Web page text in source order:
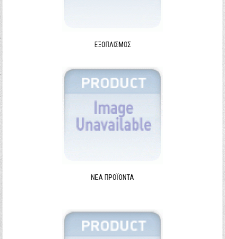
ΕΞΟΠΛΙΣΜΌΣ
ΝΈΑ ΠΡΟΪΌΝΤΑ